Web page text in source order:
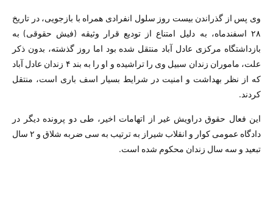
وى پس از گذراندن بیست روز سلول انفرادى همراه با بازجویى، در تاریخ
۲۸ اسفندماه، به دلیل امتناع از تودیع قرار وثیقه (فیش حقوقى) به
بازداشتگاه مرکزی عادل آباد منتقل شده بود اما روز گذشته، بدون ذکر
علت، ماموران زندان سبیل وى را تراشیده و او را به بند ۴ زندان عادل آباد
که از نظر بهداشت و امنیت در شرایط بسیار اسف بارى است، منتقل
کردند.
این فعال حقوق دراویش غیر از اتهامات اخیر، طی دو پرونده دیگر در
دادگاه عمومی کوار و انقلاب شیراز به ترتیب به سی ضربه شلاق و ۲ سال
تبعید و سه سال زندان محکوم شده است. ‬